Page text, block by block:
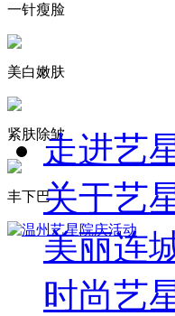
一针瘦脸
美白嫩肤
紧肤除皱
丰下巴
走进艺
关于艺
美丽连
时尚艺